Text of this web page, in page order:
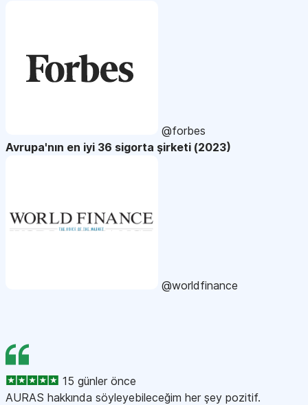
@forbes
Avrupa'nın en iyi 36 sigorta şirketi (2023)
@worldfinance
15 günler önce
AURAS hakkında söyleyebileceğim her şey pozitif.